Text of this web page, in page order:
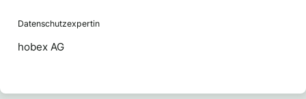
Datenschutzexpertin
hobex AG